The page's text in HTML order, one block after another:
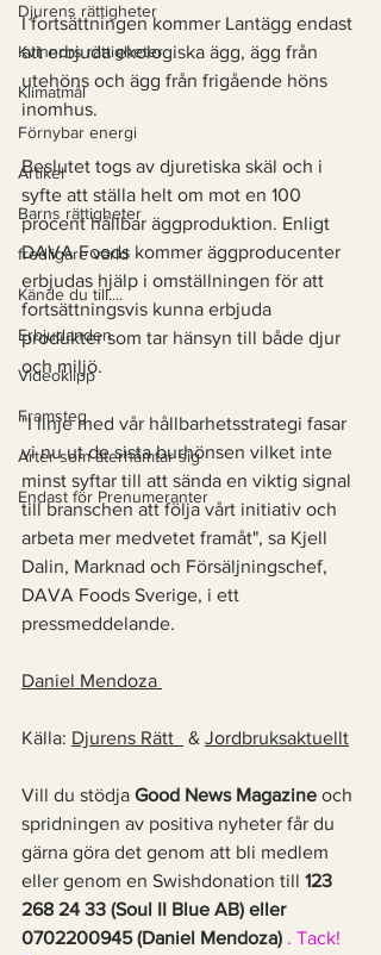
Djurens rättigheter
Kvinnors rättigheter
Klimatmål
Förnybar energi
Artikel
Barns rättigheter
fredligare värld
Kände du till....
Erbjudanden
Videoklipp
Framsteg
Arter som återhämtar sig
Endast för Prenumeranter
I fortsättningen kommer Lantägg endast
att erbjuda ekologiska ägg, ägg från
utehöns och ägg från frigående höns
inomhus.
Beslutet togs av djuretiska skäl och i
syfte att ställa helt om mot en 100
procent hållbar äggproduktion. Enligt
DAVA Foods kommer äggproducenter
erbjudas hjälp i omställningen för att
fortsättningsvis kunna erbjuda
produkter som tar hänsyn till både djur
och miljö.
"I linje med vår hållbarhetsstrategi fasar
vi nu ut de sista burhönsen vilket inte
minst syftar till att sända en viktig signal
till branschen att följa vårt initiativ och
arbeta mer medvetet framåt", sa Kjell
Dalin, Marknad och Försäljningschef,
DAVA Foods Sverige, i ett
pressmeddelande.
Daniel Mendoza
Källa: Djurens Rätt & Jordbruksaktuellt
Vill du stödja Good News Magazine och
spridningen av positiva nyheter får du
gärna göra det genom att bli medlem
eller genom en Swishdonation till 123
268 24 33 (Soul II Blue AB) eller
0702200945 (Daniel Mendoza) . Tack!